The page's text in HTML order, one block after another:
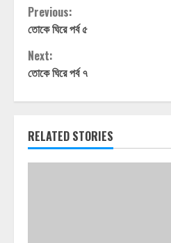
Continue
Reading
Previous:
তোকে ঘিরে পর্ব ৫
Next:
তোকে ঘিরে পর্ব ৭
RELATED STORIES